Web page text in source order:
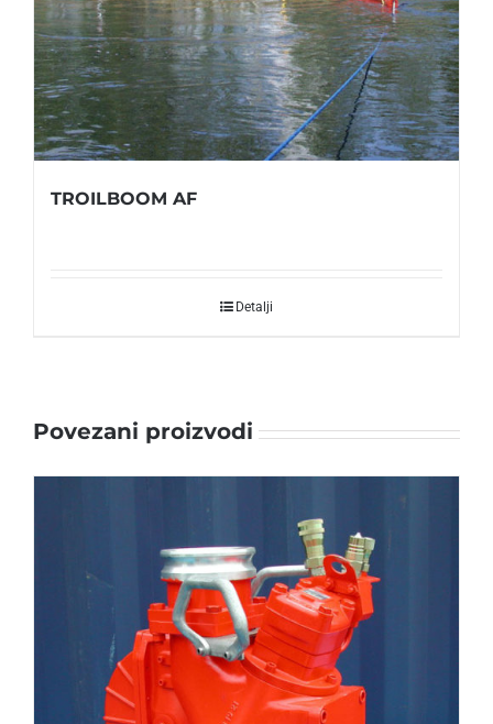
TROILBOOM AF
Detalji
Povezani proizvodi